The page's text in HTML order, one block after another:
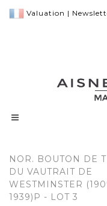
Valuation |
NOR. BOUTON DE
DU VAUTRAIT DE
WESTMINSTER
1939)P - LOT 3